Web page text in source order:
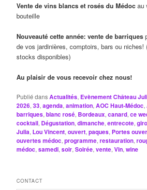
Vente de vins blancs et rosés du Médocau
bouteille
Nouveauté cette année: vente de barriques
de vos jardinières, comptoirs, bars ou niches!
stocks disponibles)
Au plaisir de vous recevoir chez nous!
Publié dansActualités, Evènement Château
2026,33,agenda,animation,AOC Haut-Médoc,
barriques,blanc rosé, Bordeaux,canard,ce
cocktail, Dégustation,dimanche,entrecote,
Julia, Lou Vincent,ouvert,paques, Portes
ouvertes médoc,programme,restauration,
médoc,samedi,soir,Soirée,vente,Vin,wine
CONTACT